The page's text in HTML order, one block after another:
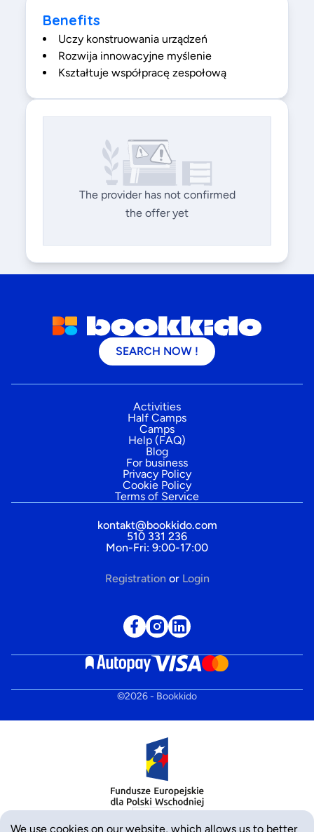
Benefits
Uczy konstruowania urządzeń
Rozwija innowacyjne myślenie
Kształtuje współpracę zespołową
The provider has not confirmed
the offer yet
SEARCH NOW !
Activities
Half Camps
Camps
Help (FAQ)
Blog
For business
Privacy Policy
Cookie Policy
Terms of Service
kontakt@bookkido.com
510 331 236
Mon-Fri: 9:00-17:00
Registration or Login
©2026- Bookkido
We use cookies on our website, which allows us to better